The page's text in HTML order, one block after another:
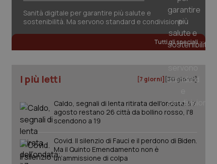
Sanità digitale per garantire più salute e
sostenibilità. Ma servono standard e condivisione
Tutti gli speciali
I più letti [7 giorni] [30 giorni]
Caldo, segnali di lenta ritirata dell'ondata: il 7
agosto restano 26 città da bollino rosso, l'8
scendono a 19
Covid. Il silenzio di Fauci e il perdono di Biden.
Ma il Quinto Emendamento non è
un’ammissione di colpa
_ga
Google LLC
.quotidianosanita.it
1